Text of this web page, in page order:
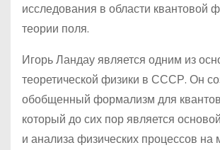
исследования в области квантовой
теории поля.
Игорь Ландау является одним из
теоретической физики в СССР. Он
обобщенный формализм для
который до сих пор является
и анализа физических процессов на